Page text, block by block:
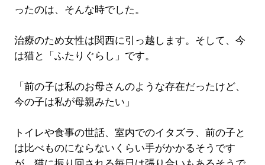
ったのは、そんな時でした。
治療のため女性は関西に引っ越します。そして、今
は猫と「ふたりぐらし」です。
「前の子は私のお母さんのような存在だったけど、
今の子は私が母親みたい」
トイレや食事の世話、室内でのイタズラ、前の子と
は比べものにならないくらい手がかかるそうです